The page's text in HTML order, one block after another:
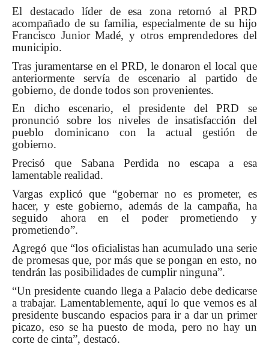
El destacado líder de esa zona retornó al PRD
acompañado de su familia, especialmente de su hijo
Francisco Junior Madé, y otros emprendedores del
municipio.
Tras juramentarse en el PRD, le donaron el local que
anteriormente servía de escenario al partido de
gobierno, de donde todos son provenientes.
En dicho escenario, el presidente del PRD se
pronunció sobre los niveles de insatisfacción del
pueblo dominicano con la actual gestión de
gobierno.
Precisó que Sabana Perdida no escapa a esa
lamentable realidad.
Vargas explicó que “gobernar no es prometer, es
hacer, y este gobierno, además de la campaña, ha
seguido ahora en el poder prometiendo y
prometiendo”.
Agregó que “los oficialistas han acumulado una serie
de promesas que, por más que se pongan en esto, no
tendrán las posibilidades de cumplir ninguna”.
“Un presidente cuando llega a Palacio debe dedicarse
a trabajar. Lamentablemente, aquí lo que vemos es al
presidente buscando espacios para ir a dar un primer
picazo, eso se ha puesto de moda, pero no hay un
corte de cinta”, destacó.